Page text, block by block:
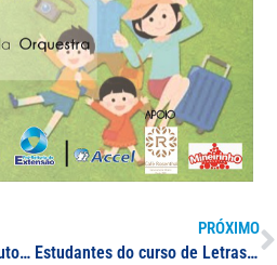
Seleção para mestrado, doutorado e doutorado direto em Ciências Farmacêuticas
PRÓXIMO
Estudantes do curso de Letras transformam temas trabalhados nas disciplinas de “Linguística” e “Semântica” em vídeos para acesso público no YouTube